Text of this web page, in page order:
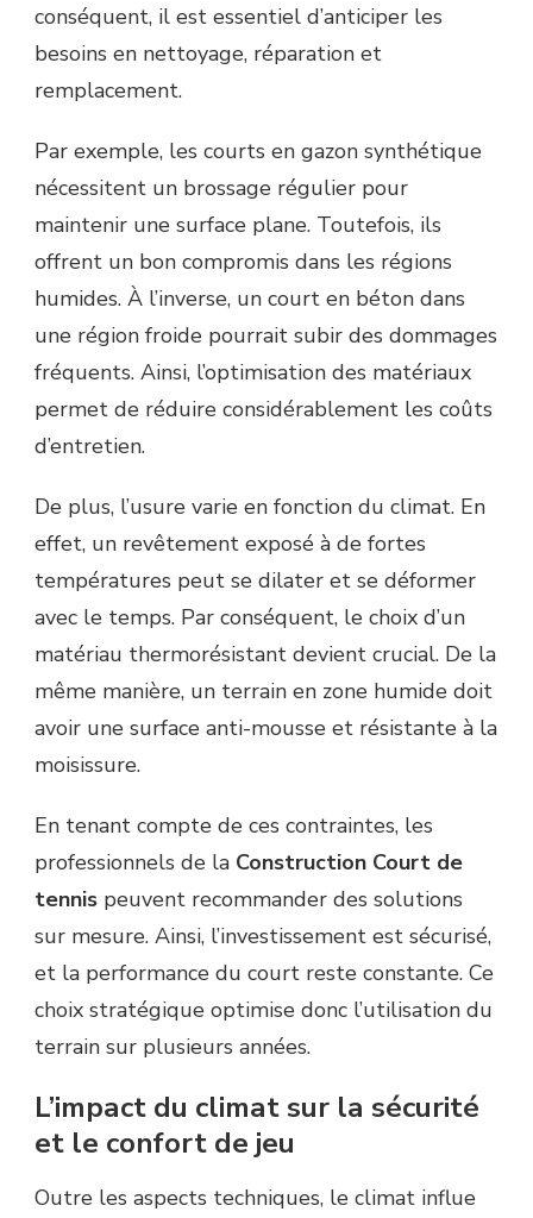
conséquent, il est essentiel d’anticiper les
besoins en nettoyage, réparation et
remplacement.
Par exemple, les courts en gazon synthétique
nécessitent un brossage régulier pour
maintenir une surface plane. Toutefois, ils
offrent un bon compromis dans les régions
humides. À l’inverse, un court en béton dans
une région froide pourrait subir des dommages
fréquents. Ainsi, l’optimisation des matériaux
permet de réduire considérablement les coûts
d’entretien.
De plus, l’usure varie en fonction du climat. En
effet, un revêtement exposé à de fortes
températures peut se dilater et se déformer
avec le temps. Par conséquent, le choix d’un
matériau thermorésistant devient crucial. De la
même manière, un terrain en zone humide doit
avoir une surface anti-mousse et résistante à la
moisissure.
En tenant compte de ces contraintes, les
professionnels de la Construction Court de
tennis peuvent recommander des solutions
sur mesure. Ainsi, l’investissement est sécurisé,
et la performance du court reste constante. Ce
choix stratégique optimise donc l’utilisation du
terrain sur plusieurs années.
L’impact du climat sur la sécurité
et le confort de jeu
Outre les aspects techniques, le climat influe